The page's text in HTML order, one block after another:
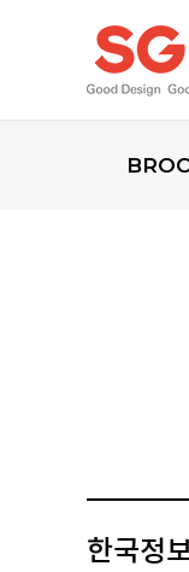
한국정